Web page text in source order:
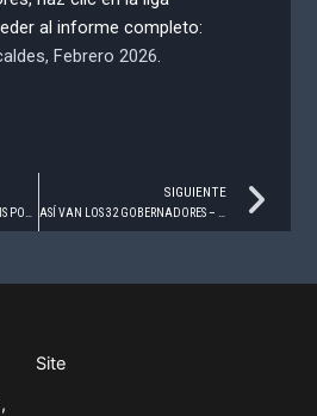
al informe completo:
Febrero 2026.
SIGUIENTE
Site